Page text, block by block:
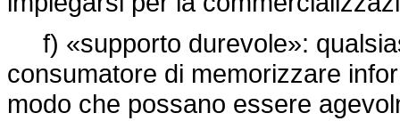
f) «supporto durevole»:
consumatore di memorizzare
modo che possano essere